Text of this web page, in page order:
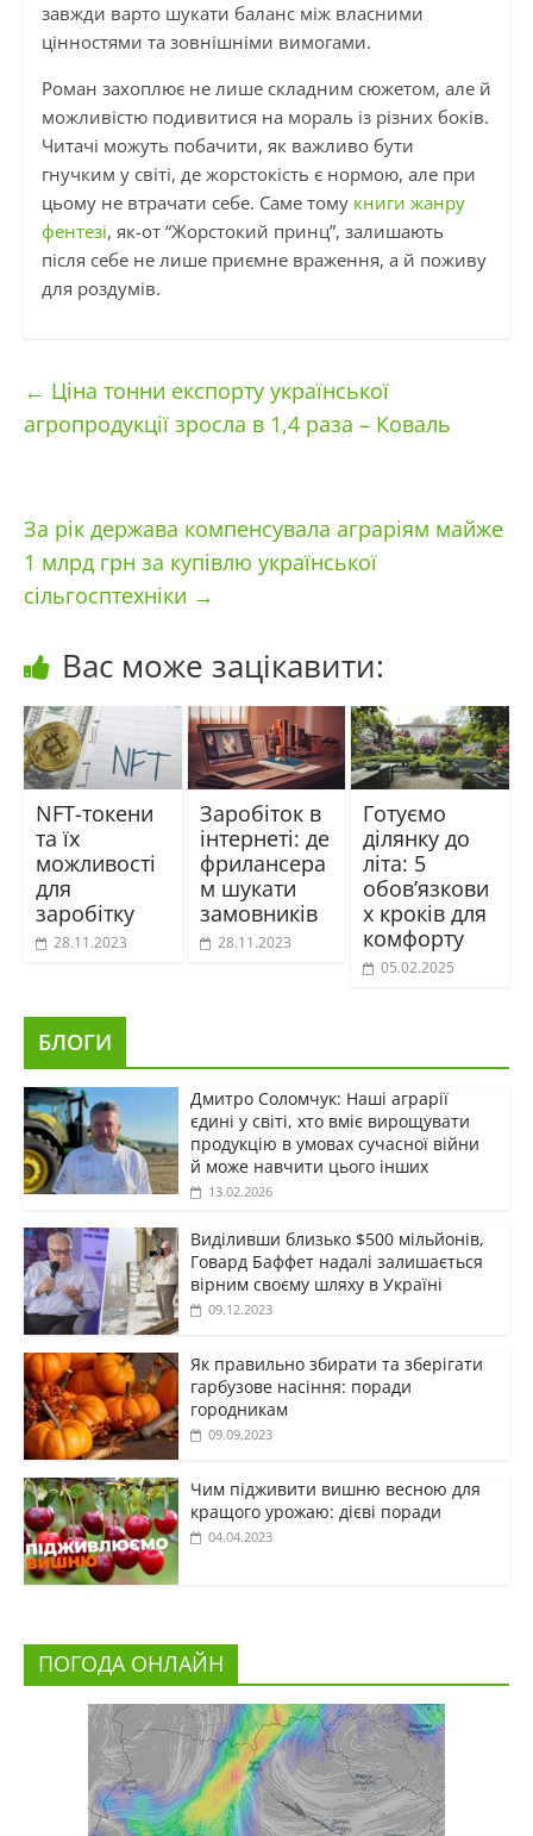
завжди варто шукати баланс між власними
цінностями та зовнішніми вимогами.
Роман захоплює не лише складним сюжетом, але й
можливістю подивитися на мораль із різних боків.
Читачі можуть побачити, як важливо бути
гнучким у світі, де жорстокість є нормою, але при
цьому не втрачати себе. Саме тому книги жанру
фентезі, як-от “Жорстокий принц”, залишають
після себе не лише приємне враження, а й поживу
для роздумів.
← Ціна тонни експорту української
агропродукції зросла в 1,4 раза – Коваль
За рік держава компенсувала аграріям майже
1 млрд грн за купівлю української
сільгосптехніки →
Вас може зацікавити:
NFT-токени
та їх
можливості
для
заробітку
28.11.2023
Заробіток в
інтернеті: де
фрилансера
м шукати
замовників
28.11.2023
Готуємо
ділянку до
літа: 5
обов’язкови
х кроків для
комфорту
05.02.2025
БЛОГИ
Дмитро Соломчук: Наші аграрії
єдині у світі, хто вміє вирощувати
продукцію в умовах сучасної війни
й може навчити цього інших
13.02.2026
Виділивши близько $500 мільйонів,
Говард Баффет надалі залишається
вірним своєму шляху в Україні
09.12.2023
Як правильно збирати та зберігати
гарбузове насіння: поради
городникам
09.09.2023
Чим підживити вишню весною для
кращого урожаю: дієві поради
04.04.2023
ПОГОДА ОНЛАЙН